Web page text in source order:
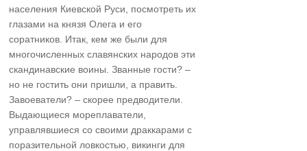
населения Киевской Руси, посмотреть их
глазами на князя Олега и его
соратников. Итак, кем же были для
многочисленных славянских народов эти
скандинавские воины. Званные гости? –
но не гостить они пришли, а править.
Завоеватели? – скорее предводители.
Выдающиеся мореплаватели,
управлявшиеся со своими драккарами с
поразительной ловкостью, викинги для